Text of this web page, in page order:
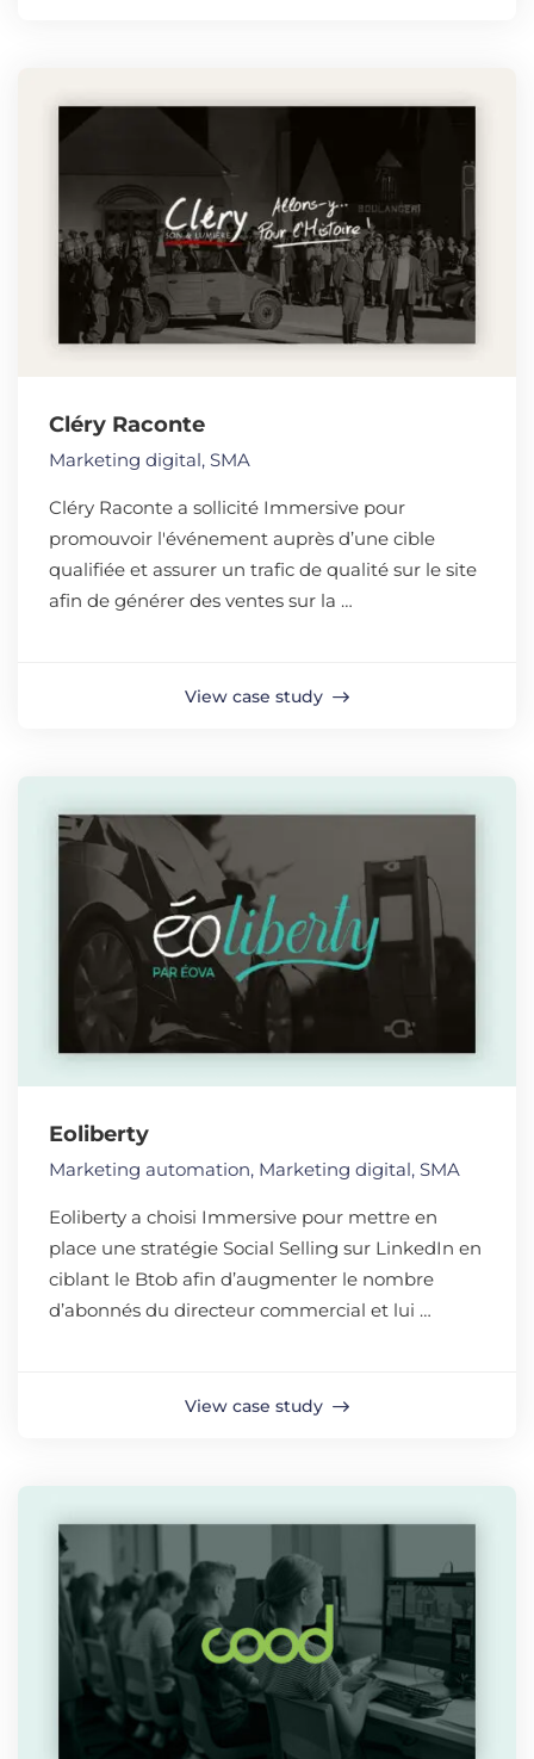
Cléry Raconte
Marketing digital, SMA
Cléry Raconte a sollicité Immersive pour
promouvoir l'événement auprès d’une cible
qualifiée et assurer un trafic de qualité sur le site
afin de générer des ventes sur la …
View case study
Eoliberty
Marketing automation, Marketing digital, SMA
Eoliberty a choisi Immersive pour mettre en
place une stratégie Social Selling sur LinkedIn en
ciblant le Btob afin d’augmenter le nombre
d’abonnés du directeur commercial et lui …
View case study